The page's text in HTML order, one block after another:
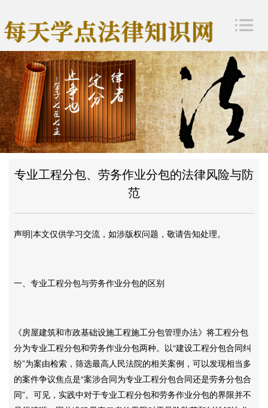
专业工程分包、劳务作业分包的法律风险与防
范
声明|本文仅供学习交流，如涉版权问题，敬请告知处理。
一、专业工程分包与劳务作业分包的区别
《房屋建筑和市政基础设施工程施工分包管理办法》将工程分包
分为专业工程分包和劳务作业分包两种。以“建设工程分包合同纠
纷”为案由检索，筛选最高人民法院的相关案例，可以发现相当多
的案件争议焦点是“案涉合同为专业工程分包合同还是劳务分包合
同”。可见，实践中对于专业工程分包和劳务作业分包的界限并不